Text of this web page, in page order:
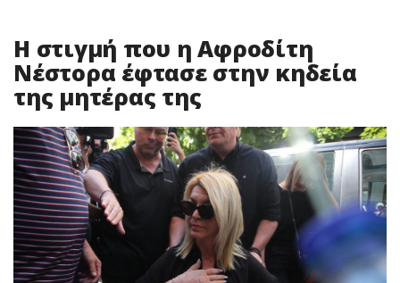
Η στιγμή που η Αφροδίτη
Νέστορα έφτασε στην κηδεία
της μητέρας της